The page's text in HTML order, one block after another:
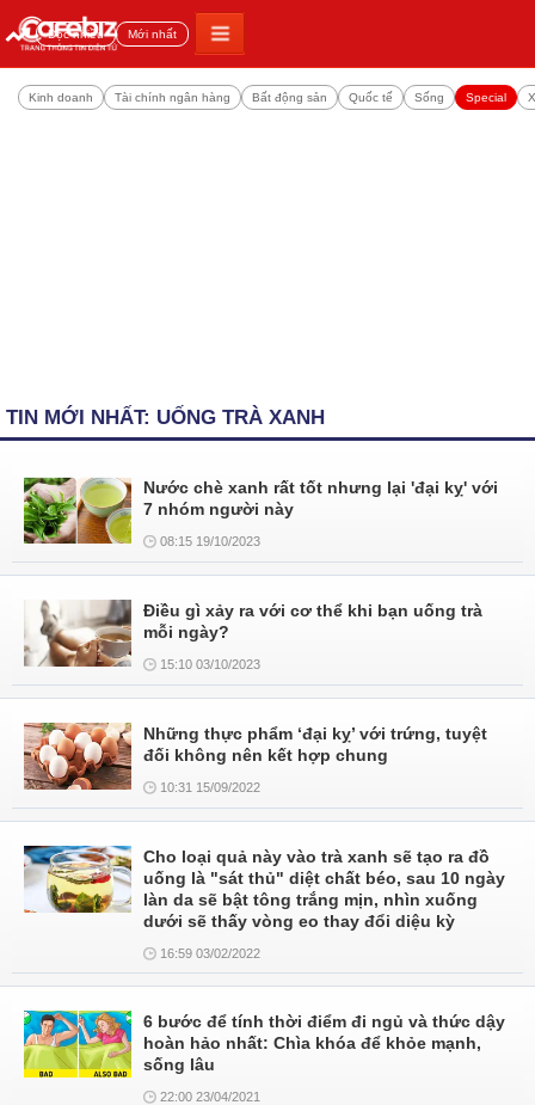
Đọc nhiều Mới nhất
Kinh doanh Tài chính ngân hàng Bất động sản Quốc tế Sống Special
TIN MỚI NHẤT: UỐNG TRÀ XANH
Nước chè xanh rất tốt nhưng lại 'đại kỵ' với
7 nhóm người này
08:15 19/10/2023
Điều gì xảy ra với cơ thể khi bạn uống trà
mỗi ngày?
15:10 03/10/2023
Những thực phẩm ‘đại kỵ’ với trứng, tuyệt
đối không nên kết hợp chung
10:31 15/09/2022
Cho loại quả này vào trà xanh sẽ tạo ra đồ
uống là "sát thủ" diệt chất béo, sau 10 ngày
làn da sẽ bật tông trắng mịn, nhìn xuống
dưới sẽ thấy vòng eo thay đổi diệu kỳ
16:59 03/02/2022
6 bước để tính thời điểm đi ngủ và thức dậy
hoàn hảo nhất: Chìa khóa để khỏe mạnh,
sống lâu
22:00 23/04/2021